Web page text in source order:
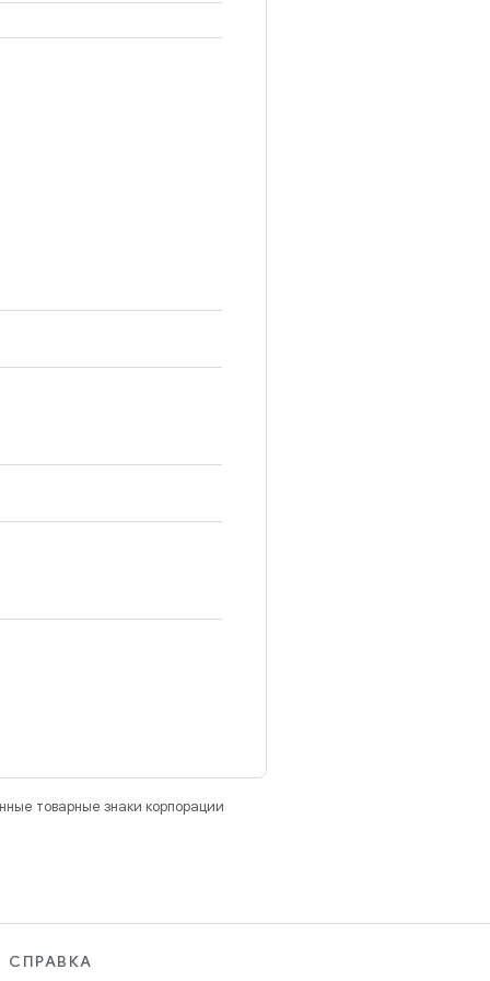
товарные знаки корпорации
СПРАВКА